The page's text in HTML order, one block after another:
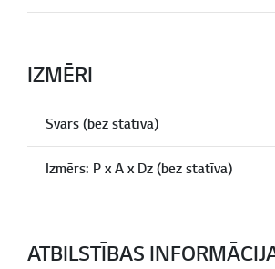
IZMĒRI
Svars (bez statīva)
Izmērs: P x A x Dz (bez statīva)
ATBILSTĪBAS